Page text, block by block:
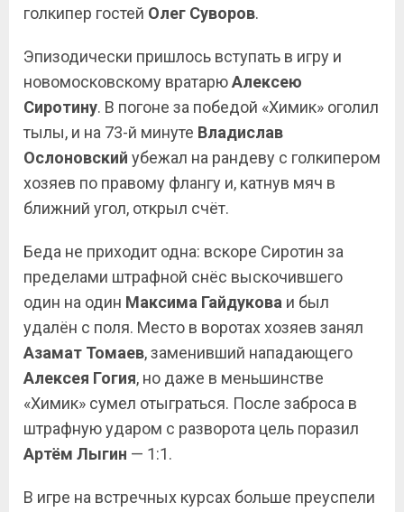
голкипер гостей Олег Суворов.
Эпизодически пришлось вступать в игру и
новомосковскому вратарюАлексею
Сиротину. В погоне за победой «Химик» оголил
тылы, и на 73-й минуте Владислав
Ослоновский убежал на рандеву с голкипером
хозяев по правому флангу и, катнув мяч в
ближний угол, открыл счёт.
Беда не приходит одна: вскоре Сиротин за
пределами штрафной снёс выскочившего
один на один Максима Гайдукова и был
удалён с поля. Место в воротах хозяев занял
Азамат Томаев, заменивший нападающего
Алексея Гогия, но даже в меньшинстве
«Химик» сумел отыграться. После заброса в
штрафную ударом с разворота цель поразил
Артём Лыгин — 1:1.
В игре на встречных курсах больше преуспели